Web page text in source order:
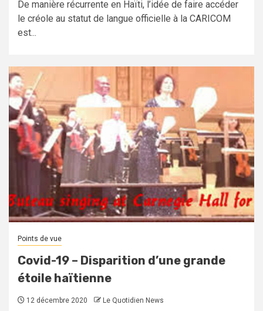
De manière récurrente en Haïti, l’idée de faire accéder
le créole au statut de langue officielle à la CARICOM
est...
Points de vue
Covid-19 – Disparition d’une grande
étoile haïtienne
12 décembre 2020 Le Quotidien News